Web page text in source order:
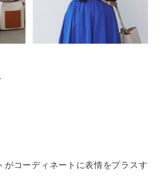
がコーディネートに表情をプラスす